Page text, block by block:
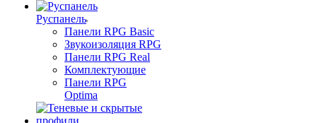
Руспанель
Панели RPG Basic
Звукоизоляция RPG
Панели RPG Real
Комплектующие
Панели RPG
Optima